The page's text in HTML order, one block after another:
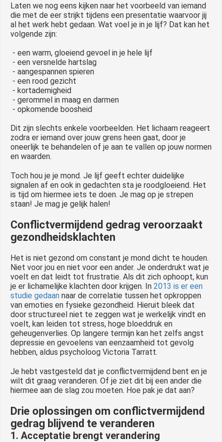
Laten we nog eens kijken naar het voorbeeld van iemand
die met de eer strijkt tijdens een presentatie waarvoor jij
al het werk hebt gedaan. Wat voel je in je lijf? Dat kan het
volgende zijn:
- een warm, gloeiend gevoel in je hele lijf
- een versnelde hartslag
- aangespannen spieren
- een rood gezicht
- kortademigheid
- gerommel in maag en darmen
- opkomende boosheid
Dit zijn slechts enkele voorbeelden. Het lichaam reageert
zodra er iemand over jouw grens heen gaat, door je
oneerlijk te behandelen of je aan te vallen op jouw normen
en waarden.
Toch hou je je mond. Je lijf geeft echter duidelijke
signalen af en ook in gedachten sta je roodgloeiend. Het
is tijd om hiermee iets te doen. Je mag op je strepen
staan! Je mag je gelijk halen!
Conflictvermijdend gedrag veroorzaakt
gezondheidsklachten
Het is niet gezond om constant je mond dicht te houden.
Niet voor jou en niet voor een ander. Je onderdrukt wat je
voelt en dat leidt tot frustratie. Als dit zich ophoopt, kun
je er lichamelijke klachten door krijgen. In 2013 is er een
studie gedaan naar de correlatie tussen het opkroppen
van emoties en fysieke gezondheid. Hieruit bleek dat
door structureel niet te zeggen wat je werkelijk vindt en
voelt, kan leiden tot stress, hoge bloeddruk en
geheugenverlies. Op langere termijn kan het zelfs angst
depressie en gevoelens van eenzaamheid tot gevolg
hebben, aldus psycholoog Victoria Tarratt.
Je hebt vastgesteld dat je conflictvermijdend bent en je
wilt dit graag veranderen. Of je ziet dit bij een ander die
hiermee aan de slag zou moeten. Hoe pak je dat aan?
Drie oplossingen om conflictvermijdend
gedrag blijvend te veranderen
1. Acceptatie brengt verandering